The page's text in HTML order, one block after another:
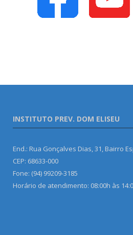
INSTITUTO PREV. DOM ELISEU
End.: Rua Gonçalves Dias, 31, Bairro
CEP: 68633-000
Fone: (94) 99209-3185
Horário de atendimento: 08:00h às